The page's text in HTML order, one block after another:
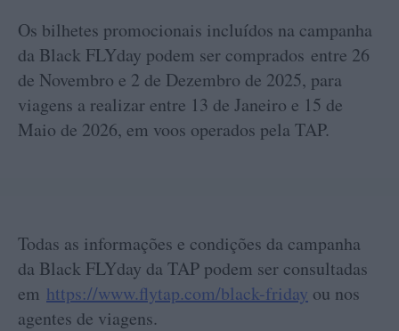
Os bilhetes promocionais incluídos na campanha
da Black FLYday podem ser comprados entre 26
de Novembro e 2 de Dezembro de 2025, para
viagens a realizar entre 13 de Janeiro e 15 de
Maio de 2026, em voos operados pela TAP.
Todas as informações e condições da campanha
da Black FLYday da TAP podem ser consultadas
em https://www.flytap.com/black-friday ou nos
agentes de viagens.